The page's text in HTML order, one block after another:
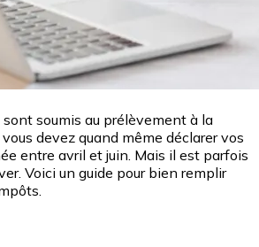
soumis au prélèvement à la
devez quand même déclarer vos
entre avril et juin. Mais il est parfois
Voici un guide pour bien remplir